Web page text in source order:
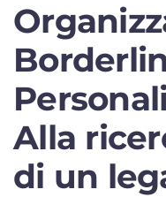
Alla
di un